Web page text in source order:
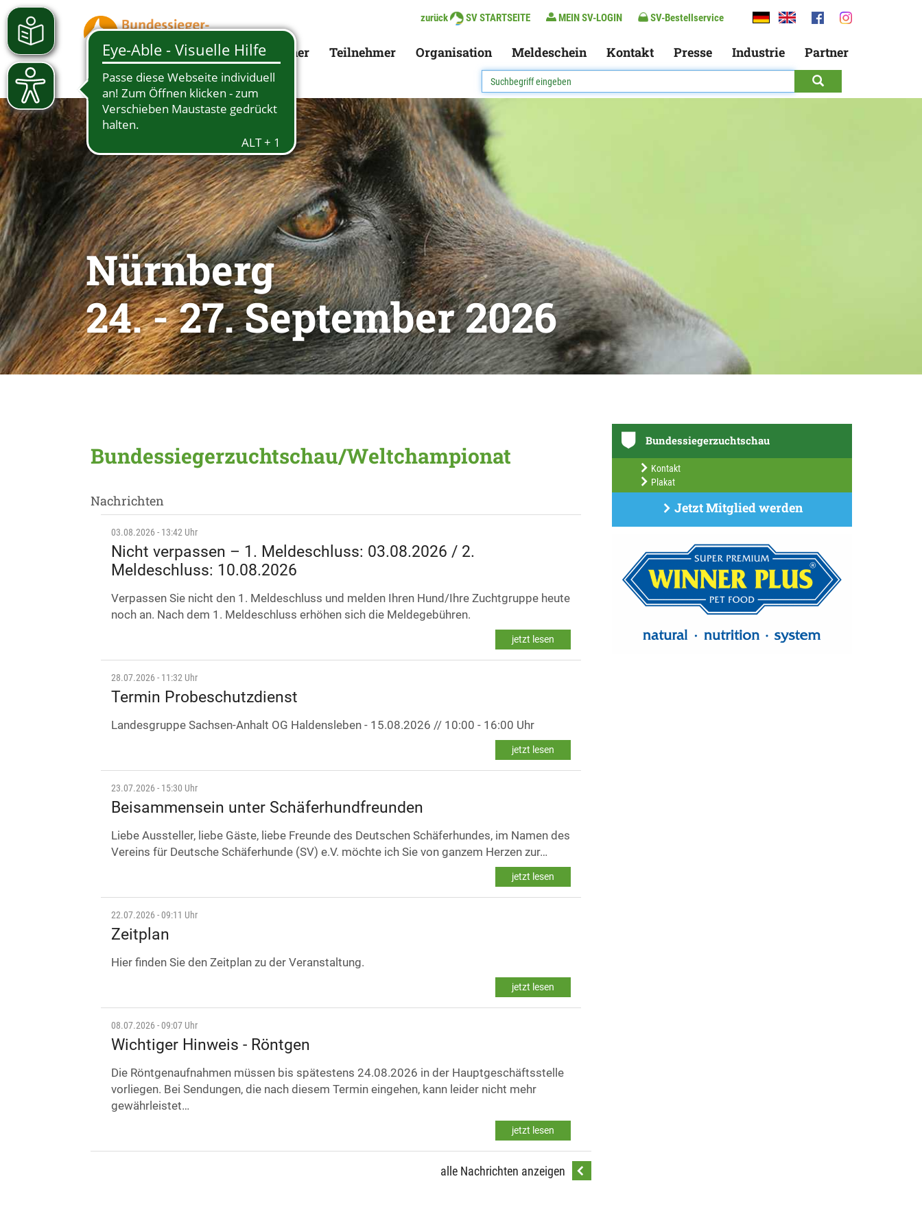
zurück SV STARTSEITE MEIN SV-LOGIN SV-Bestellservice
Besucher Teilnehmer Organisation Meldeschein Kontakt Presse Industrie Partner
Nürnberg
24. - 27. September 2026
Bundessiegerzuchtschau/Weltchampionat
Nachrichten
03.08.2026 - 13:42 Uhr
Nicht verpassen – 1. Meldeschluss: 03.08.2026 / 2.
Meldeschluss: 10.08.2026
Verpassen Sie nicht den 1. Meldeschluss und melden Ihren Hund/Ihre Zuchtgruppe heute
noch an. Nach dem 1. Meldeschluss erhöhen sich die Meldegebühren.
jetzt lesen
28.07.2026 - 11:32 Uhr
Termin Probeschutzdienst
Landesgruppe Sachsen-Anhalt OG Haldensleben - 15.08.2026 // 10:00 - 16:00 Uhr
jetzt lesen
23.07.2026 - 15:30 Uhr
Beisammensein unter Schäferhundfreunden
Liebe Aussteller, liebe Gäste, liebe Freunde des Deutschen Schäferhundes, im Namen des
Vereins für Deutsche Schäferhunde (SV) e.V. möchte ich Sie von ganzem Herzen zur…
jetzt lesen
22.07.2026 - 09:11 Uhr
Zeitplan
Hier finden Sie den Zeitplan zu der Veranstaltung.
jetzt lesen
08.07.2026 - 09:07 Uhr
Wichtiger Hinweis - Röntgen
Die Röntgenaufnahmen müssen bis spätestens 24.08.2026 in der Hauptgeschäftsstelle
vorliegen. Bei Sendungen, die nach diesem Termin eingehen, kann leider nicht mehr
gewährleistet…
jetzt lesen
alle Nachrichten anzeigen
Bundessiegerzuchtschau
Kontakt
Plakat
Jetzt Mitglied werden